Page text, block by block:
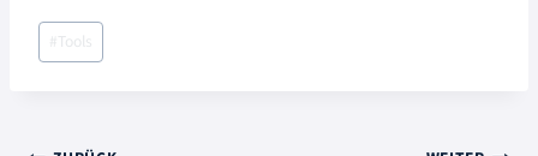
Schlagworte:
#Tools